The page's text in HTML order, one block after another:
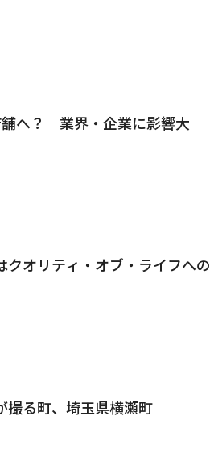
舗へ？ 業界・企業に影響大
オリティ・オブ・ライフへの
撮る町、埼玉県横瀬町